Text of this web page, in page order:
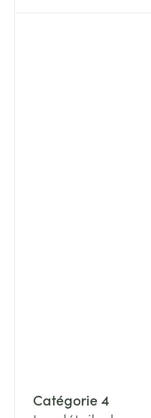
Catégorie 4